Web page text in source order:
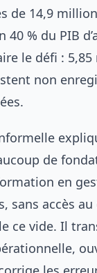
de 14,9
% du PIB
le défi :
non
de
en
sans accès
ce vide. Il